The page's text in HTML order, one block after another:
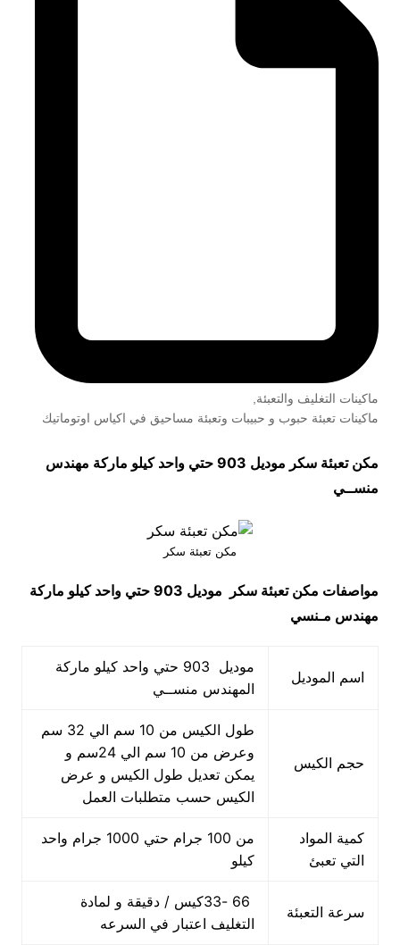
ماكينات التغليف والتعبئة,
ماكينات تعبئة حبوب و حبيبات وتعبئة مساحيق في اكياس اوتوماتيك
مكن تعبئة سكر موديل 903 حتي واحد كيلو ماركة مهندس
منســي
مكن تعبئة سكر
مواصفات مكن تعبئة سكر
موديل 903 حتي واحد كيلو ماركة
مهندس مـنسي
اسم الموديل
موديل 903 حتي واحد كيلو ماركة
المهندس منســي
حجم الكيس
طول الكيس من 10 سم الي 32 سم
وعرض من 10 سم الي 24سم و
يمكن تعديل طول الكيس و عرض
الكيس حسب متطلبات العمل
كمية المواد
التي تعبئ
من 100 جرام حتي 1000 جرام واحد
كيلو
سرعة التعبئة
66 -33كيس / دقيقة و لمادة
التغليف اعتبار في السرعه